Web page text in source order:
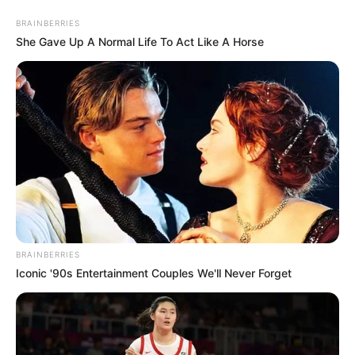
content
Gazeta Sport Ekspres, gjithçka online
Home
Kombëtarja
Hysaj ka një mesazh për tifozët: Jemi në pikën zero, të
ndërtojmë dhe fitojmë
BRAINBERRIES
She Gave Up A Normal Life To Act Like A Horse
BRAINBERRIES
Iconic '90s Entertainment Couples We'll Never Forget